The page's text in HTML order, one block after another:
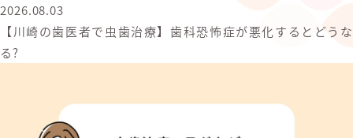
2026.08.03
【川崎の歯医者で虫歯治療】歯科恐怖症が悪化するとどうな
る?